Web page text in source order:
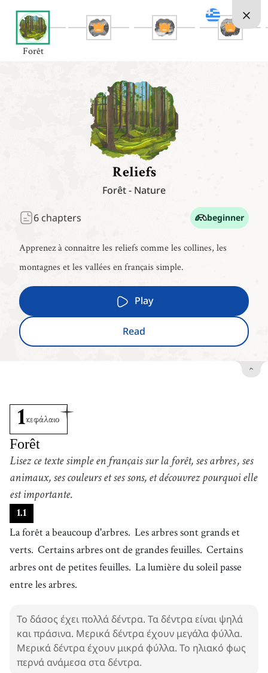
Forêt
Reliefs
Forêt- Nature
6 chapters beginner
Apprenez à connaître les reliefs comme les collines, les
montagnes et les vallées en français simple.
Play
Read
1κεφάλαιο
Forêt
Lisez ce texte simple en français sur la forêt, ses arbres, ses
animaux, ses couleurs et ses sons, et découvrez pourquoi elle
est importante.
1.1
La forêt a beaucoup d'arbres. Les arbres sont grands et
verts. Certains arbres ont de grandes feuilles. Certains
arbres ont de petites feuilles. La lumière du soleil passe
entre les arbres.
Το δάσος έχει πολλά δέντρα. Τα δέντρα είναι ψηλά
και πράσινα. Μερικά δέντρα έχουν μεγάλα φύλλα.
Μερικά δέντρα έχουν μικρά φύλλα. Το ηλιακό φως
περνά ανάμεσα στα δέντρα.